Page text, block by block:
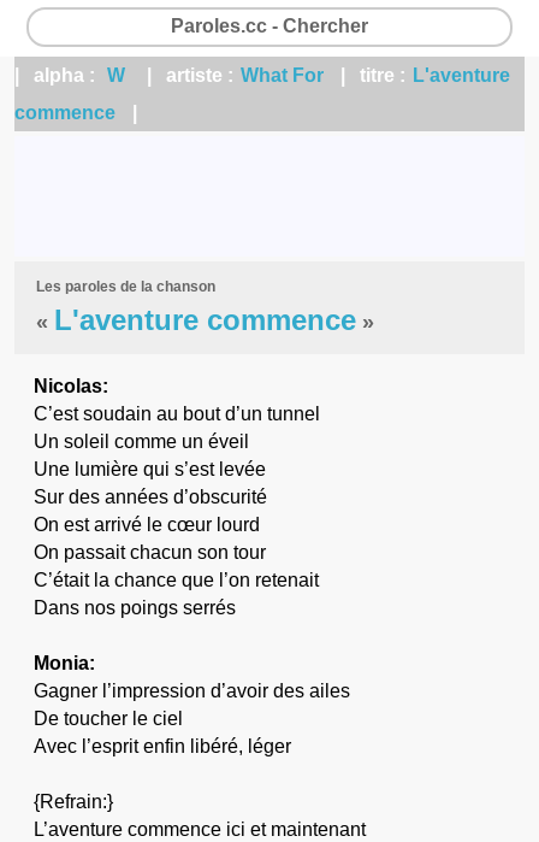
Paroles.cc - Chercher
| alpha : W | artiste : What For | titre : L'aventure
commence
Les paroles de la chanson
« L'aventure commence »
Nicolas:
C’est soudain au bout d’un tunnel
Un soleil comme un éveil
Une lumière qui s’est levée
Sur des années d’obscurité
On est arrivé le cœur lourd
On passait chacun son tour
C’était la chance que l’on retenait
Dans nos poings serrés
Monia:
Gagner l’impression d’avoir des ailes
De toucher le ciel
Avec l’esprit enfin libéré, léger
{Refrain:}
L’aventure commence ici et maintenant